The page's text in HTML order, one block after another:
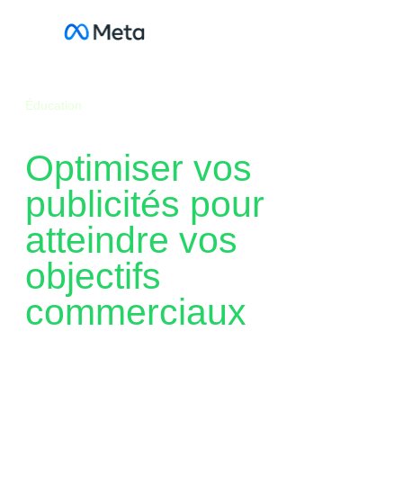
Éducation
Optimiser vos
publicités pour
atteindre vos
objectifs
commerciaux